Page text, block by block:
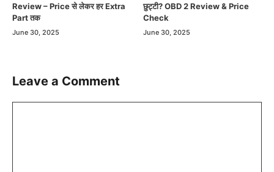
Review – Price से लेकर हर Extra
Part तक
June 30, 2025
छुट्टी? OBD 2 Review & Price
Check
June 30, 2025
Leave a Comment